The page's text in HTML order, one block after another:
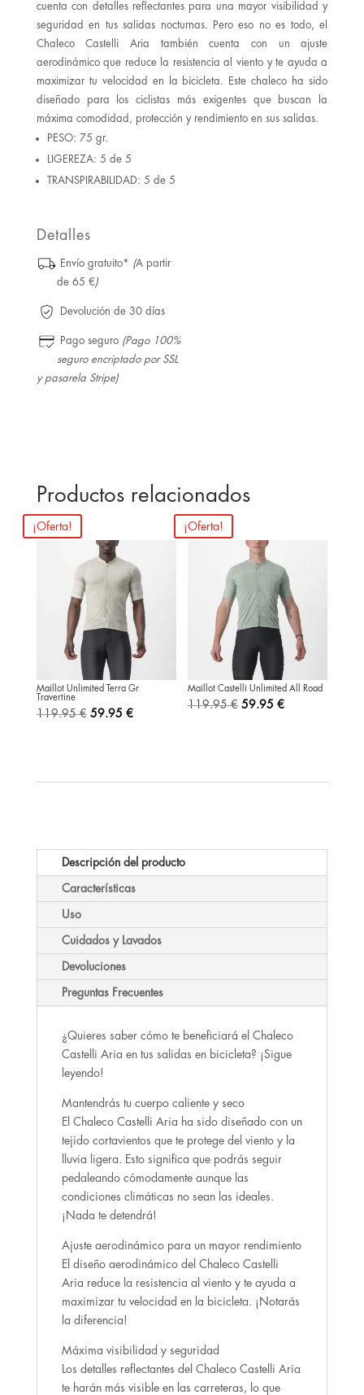
cuenta con detalles reflectantes para una mayor visibilidad y
seguridad en tus salidas nocturnas. Pero eso no es todo, el
Chaleco Castelli Aria también cuenta con un ajuste
aerodinámico que reduce la resistencia al viento y te ayuda a
maximizar tu velocidad en la bicicleta. Este chaleco ha sido
diseñado para los ciclistas más exigentes que buscan la
máxima comodidad, protección y rendimiento en sus salidas.
PESO: 75 gr.
LIGEREZA: 5 de 5
TRANSPIRABILIDAD: 5 de 5
Detalles
Envío gratuito* (A partir
de 65 €)
Devolución de 30 días
Pago seguro (Pago 100%
seguro encriptado por SSL
y pasarela Stripe)
Productos relacionados
¡Oferta!
Maillot Unlimited Terra Gr
Travertine
119.95 € El
59.95 €El
¡Oferta!
Maillot Castelli Unlimited All Road
119.95 € El
59.95 €El
Descripción del producto
Características
Uso
Cuidados y Lavados
Devoluciones
Preguntas Frecuentes
¿Quieres saber cómo te beneficiará el Chaleco
Castelli Aria en tus salidas en bicicleta? ¡Sigue
leyendo!
Mantendrás tu cuerpo caliente y seco
El Chaleco Castelli Aria ha sido diseñado con un
tejido cortavientos que te protege del viento y la
lluvia ligera. Esto significa que podrás seguir
pedaleando cómodamente aunque las
condiciones climáticas no sean las ideales.
¡Nada te detendrá!
Ajuste aerodinámico para un mayor rendimiento
El diseño aerodinámico del Chaleco Castelli
Aria reduce la resistencia al viento y te ayuda a
maximizar tu velocidad en la bicicleta. ¡Notarás
la diferencia!
Máxima visibilidad y seguridad
Los detalles reflectantes del Chaleco Castelli Aria
te harán más visible en las carreteras, lo que